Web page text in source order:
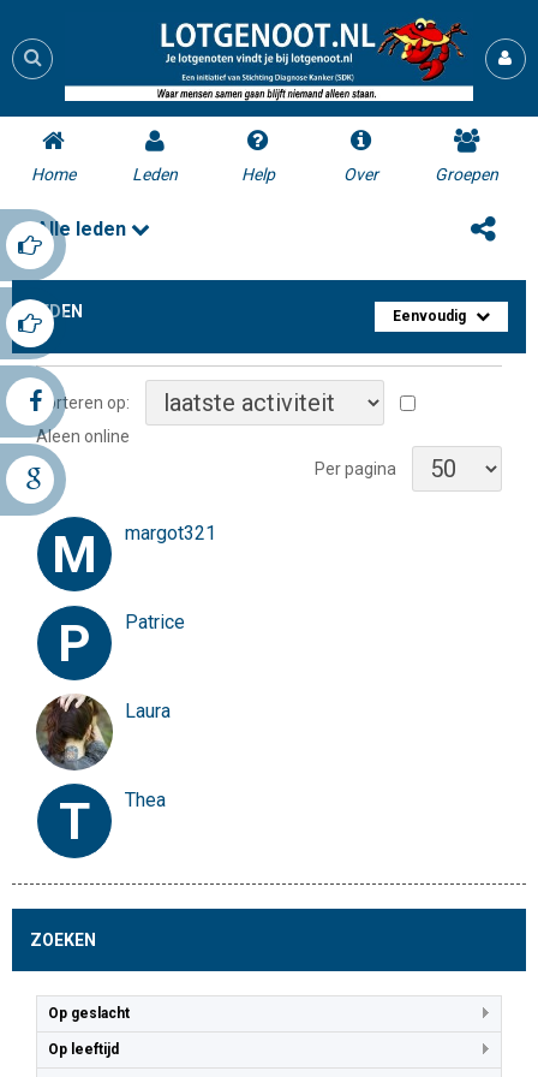
Home Leden Help Over Groepen
Alle leden
LEDEN Eenvoudig
Sorteren op:
Aleen online
Per pagina
M margot321
P Patrice
Laura
T Thea
ZOEKEN
Op geslacht
Op leeftijd